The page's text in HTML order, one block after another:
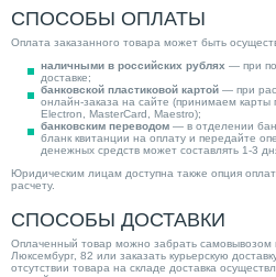
Материал изделия
Категория
СПОСОБЫ ОПЛАТЫ
Оплата заказанного товара может быть
наличными в российских рублях — при
доставке;
банковской пластиковой картой — при
онлайн-заказа на сайте (принимаем карты
Electron, MasterCard, Maestro);
банковским переводом — в отделении
бланк квитанции на оплату и передайте
денежных средств может составлять 1-3
Юридическим лицам доступна также опция
расчету.
СПОСОБЫ ДОСТАВКИ
Оплаченный товар можно забрать самовывозом
Люксембург, 82 или заказать курьерскую
отсутствии товара на складе доставка